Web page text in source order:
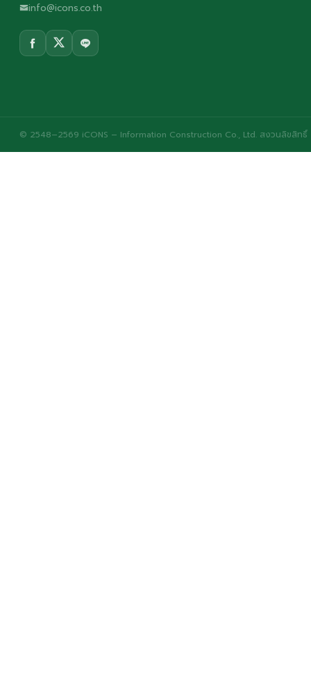
info@icons.co.th
© 2548–2569 iCONS – Information Construction Co., Ltd. สงวนลิขสิทธิ์